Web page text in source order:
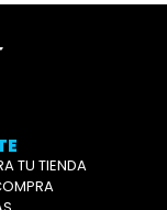
TU TIENDA